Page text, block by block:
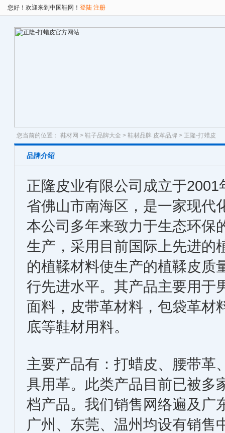
您好！欢迎来到中国鞋网！ 登陆 注册
您当前的位置： 鞋材网 > 鞋子品牌大全 > 鞋材品牌 皮革品牌 > 正隆-打蜡皮
品牌介绍
正隆皮业有限公司成立于2001
省佛山市南海区，是一家现代
本公司多年来致力于生态环保
生产，采用目前国际上先进的
的植鞣材料使生产的植鞣皮质
行先进水平。其产品主要用于
面料，皮带革材料，包袋革材
底等鞋材用料。
主要产品有：打蜡皮、腰带革
具用革。此类产品目前已被多
档产品。我们销售网络遍及广
广州、东莞、温州均设有销售